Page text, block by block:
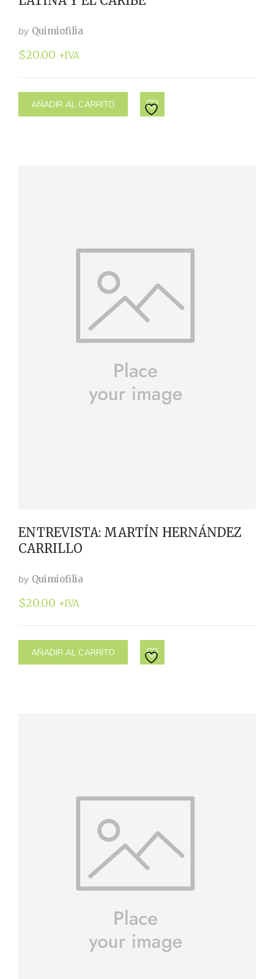
by Quimiofilia
$20.00 +IVA
AÑADIR AL CARRITO
ENTREVISTA: MARTÍN HERNÁNDEZ
CARRILLO
by Quimiofilia
$20.00 +IVA
AÑADIR AL CARRITO